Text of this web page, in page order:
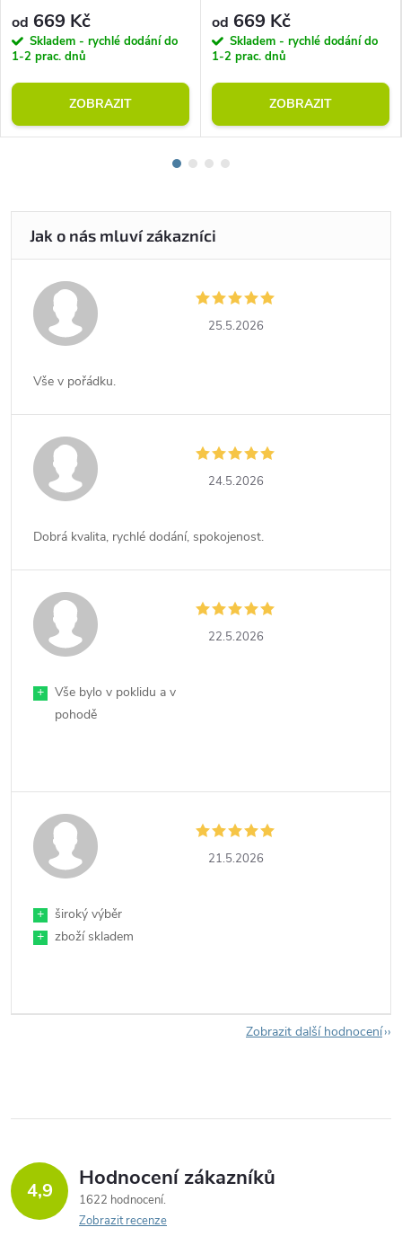
od 669 Kč
Skladem - rychlé dodání do
1-2 prac. dnů
ZOBRAZIT
od 669 Kč
Skladem - rychlé dodání do
1-2 prac. dnů
ZOBRAZIT
25.5.2026
Vše v pořádku.
24.5.2026
Dobrá kvalita, rychlé dodání, spokojenost.
22.5.2026
+
Vše bylo v poklidu a v
pohodě
21.5.2026
+
široký výběr
+
zboží skladem
Zobrazit další hodnocení
4,9 Hodnocení zákazníků
1622 hodnocení
Zobrazit recenze